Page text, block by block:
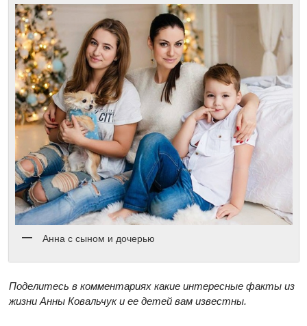
Анна с сыном и дочерью
Поделитесь в комментариях какие интересные факты из
жизни Анны Ковальчук и ее детей вам известны.